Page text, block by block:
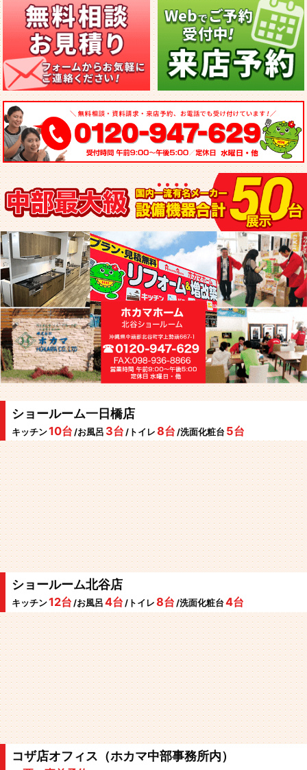
ショールーム一日橋店
キッチン10台 /お風呂 3台 /トイレ 8台 /洗面化粧台 5台
ショールーム北谷店
キッチン12台 /お風呂 4台 /トイレ 8台 /洗面化粧台 4台
コザ店オフィス（ホカマ中部事務所内）